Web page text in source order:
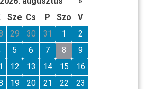
Sze Cs P Szo
V
29 30 31 1
2
5 6 7 8
9
12 13 14 15
16
19 20 21 22
23